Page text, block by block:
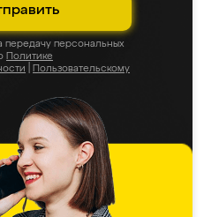
передачу персональных
Политике
Пользовательскому